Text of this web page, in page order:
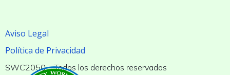
Aviso Legal
Política de Privacidad
SWC2050 – Todos los derechos reservados